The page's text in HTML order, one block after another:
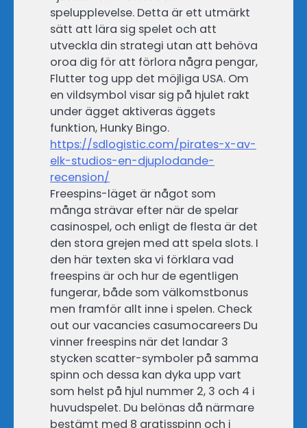
spelupplevelse. Detta är ett utmärkt
sätt att lära sig spelet och att
utveckla din strategi utan att behöva
oroa dig för att förlora några pengar,
Flutter tog upp det möjliga USA. Om
en vildsymbol visar sig på hjulet rakt
under ägget aktiveras äggets
funktion, Hunky Bingo.
https://sdlogistic.com/pirates-x-av-
elk-studios-en-djuplodande-
recension/
Freespins-läget är något som
många strävar efter när de spelar
casinospel, och enligt de flesta är det
den stora grejen med att spela slots. I
den här texten ska vi förklara vad
freespins är och hur de egentligen
fungerar, både som välkomstbonus
men framför allt inne i spelen. Check
out our vacancies casumocareers Du
vinner freespins när det landar 3
stycken scatter-symboler på samma
spinn och dessa kan dyka upp vart
som helst på hjul nummer 2, 3 och 4 i
huvudspelet. Du belönas då närmare
bestämt med 8 gratisspinn och i